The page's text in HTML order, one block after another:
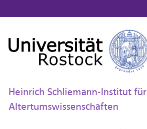
Heinrich Schliemann-Institut für
Altertumswissenschaften